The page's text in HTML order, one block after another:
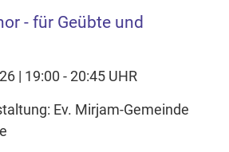
- für Geübte und
| 19:00 - 20:45 UHR
Ev. Mirjam-Gemeinde